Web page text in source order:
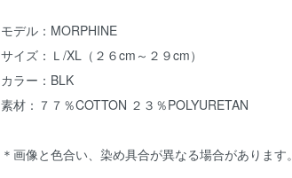
モデル：MORPHINE
サイズ：Ｌ/XL（２６cm～２９cm）
カラー：BLK
素材：７７％COTTON ２３％POLYURETAN
＊画像と色合い、染め具合が異なる場合があります。